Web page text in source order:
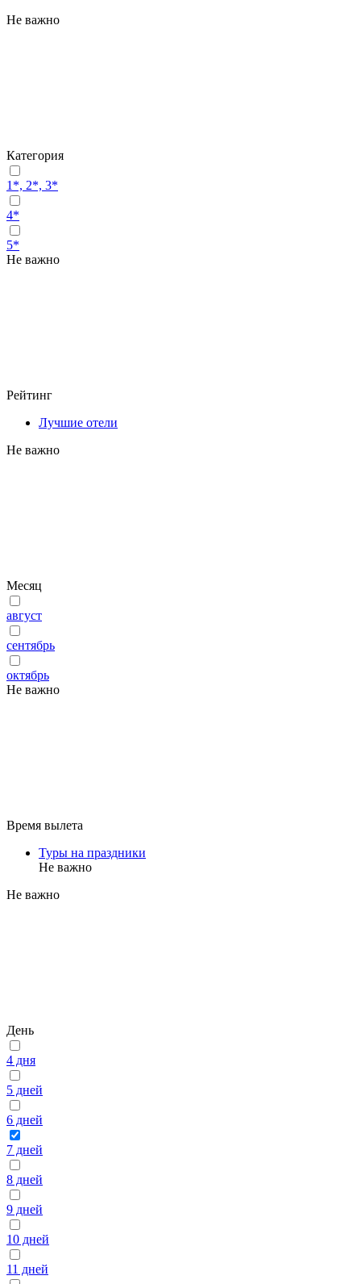
Не важно
Категория
1*, 2*, 3*
4*
5*
Не важно
Рейтинг
Лучшие отели
Не важно
Месяц
август
сентябрь
октябрь
Не важно
Время вылета
Туры на праздники
Не важно
Не важно
День
4 дня
5 дней
6 дней
7 дней
8 дней
9 дней
10 дней
11 дней